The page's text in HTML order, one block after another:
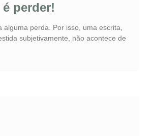
perder!
alguma perda. Por isso, uma escrita,
subjetivamente, não acontece de